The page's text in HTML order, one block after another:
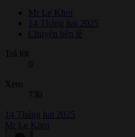
Mr Le Khoi
14 Tháng hai 2025
Chuyện bên lề
Trả lời
0
Xem
730
14 Tháng hai 2025
Mr Le Khoi